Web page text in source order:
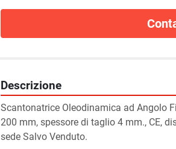
Descrizione
Scantonatrice Oleodinamica ad Angolo
200 mm, spessore di taglio 4 mm., CE,
sede Salvo Venduto.